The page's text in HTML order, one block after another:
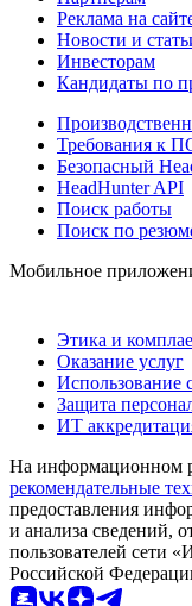
Реклама на
Новости и
Инвесторам
Кандидаты по
Требования к
Безопасный
HeadHunter API
Поиск работы
Поиск по
Мобильное
Этика и
Оказание услуг
Использование
Защита
ИТ
На информационном
рекомендательные
предоставления
и анализа сведений,
пользователей сети
Российской